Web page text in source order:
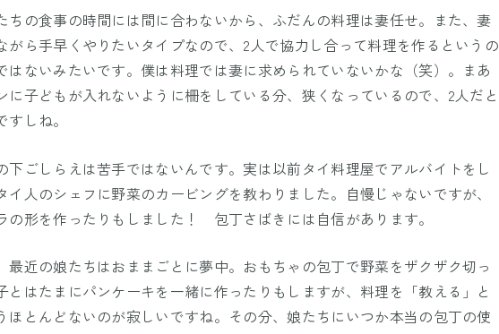
ちの食事の時間には間に合わないから、ふだんの料理は妻任せ。また、妻
がら手早くやりたいタイプなので、2人で協力し合って料理を作るというの
はないみたいです。僕は料理では妻に求められていないかな（笑）。まあ
に子どもが入れないように柵をしている分、狭くなっているので、2人だと
しね。
下ごしらえは苦手ではないんです。実は以前タイ料理屋でアルバイトをし
イ人のシェフに野菜のカービングを教わりました。自慢じゃないですが、
の形を作ったりもしました！ 包丁さばきには自信があります。
最近の娘たちはおままごとに夢中。おもちゃの包丁で野菜をザクザク切っ
とはたまにパンケーキを一緒に作ったりもしますが、料理を「教える」と
ほとんどないのが寂しいですね。その分、娘たちにいつか本当の包丁の使